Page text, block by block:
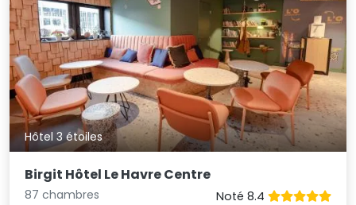
Hôtel 3 étoiles
Birgit Hôtel Le Havre Centre
87 chambres
Noté 8.4